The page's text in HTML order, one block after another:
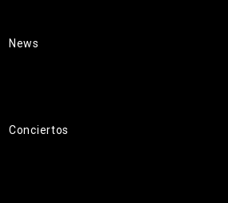
News
Conciertos